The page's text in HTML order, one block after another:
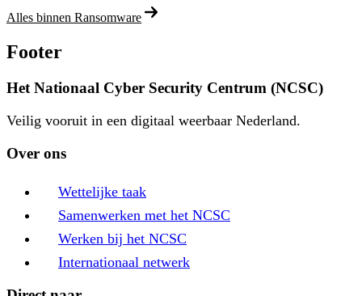
Alles binnen Ransomware
Footer
Het Nationaal Cyber Security Centrum (NCSC)
Veilig vooruit in een digitaal weerbaar Nederland.
Over ons
Wettelijke taak
Samenwerken met het NCSC
Werken bij het NCSC
Internationaal netwerk